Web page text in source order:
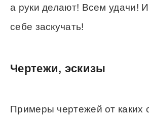
а руки делают! Всем удачи!
себе заскучать!
Чертежи, эскизы
Примеры чертежей от каких